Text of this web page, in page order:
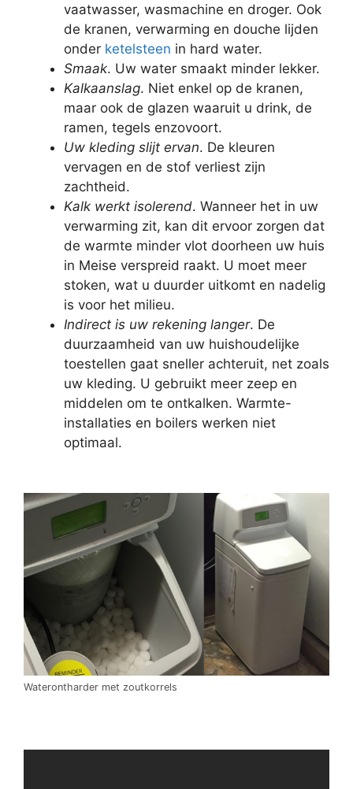
vaatwasser, wasmachine en droger. Ook
de kranen, verwarming en douche lijden
onder ketelsteen in hard water.
Smaak. Uw water smaakt minder lekker.
Kalkaanslag. Niet enkel op de kranen,
maar ook de glazen waaruit u drink, de
ramen, tegels enzovoort.
Uw kleding slijt ervan. De kleuren
vervagen en de stof verliest zijn
zachtheid.
Kalk werkt isolerend. Wanneer het in uw
verwarming zit, kan dit ervoor zorgen dat
de warmte minder vlot doorheen uw huis
in Meise verspreid raakt. U moet meer
stoken, wat u duurder uitkomt en nadelig
is voor het milieu.
Indirect is uw rekening langer. De
duurzaamheid van uw huishoudelijke
toestellen gaat sneller achteruit, net zoals
uw kleding. U gebruikt meer zeep en
middelen om te ontkalken. Warmte-
installaties en boilers werken niet
optimaal.
Waterontharder met zoutkorrels